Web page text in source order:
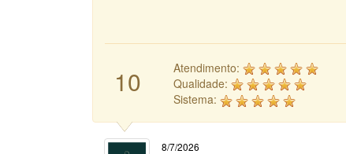
10
Atendimento:
Qualidade:
Sistema:
8/7/2026